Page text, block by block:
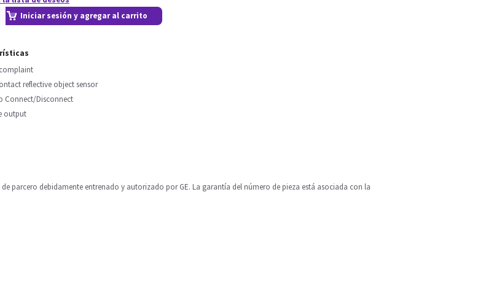
Iniciar sesión y agregar al carrito
reflective object sensor
Connect/Disconnect
output
parcero debidamente entrenado y autorizado por GE. La garantía del número de pieza está asociada con la